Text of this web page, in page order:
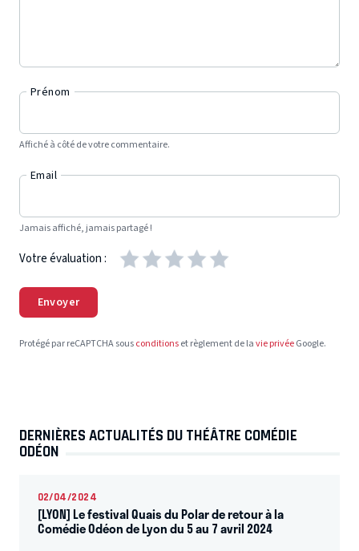
Prénom
Affiché à côté de votre commentaire.
Email
Jamais affiché, jamais partagé !
Votre évaluation :
Envoyer
Protégé par reCAPTCHA sousconditionset règlement de lavie privéeGoogle.
DERNIÈRES ACTUALITÉS DU THÉÂTRE COMÉDIE
ODÉON
02/04/2024
[LYON] Le festival Quais du Polar de retour à la
Comédie Odéon de Lyon du 5 au 7 avril 2024